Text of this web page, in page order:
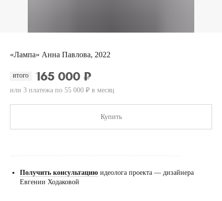
«Лампа» Анна Павлова, 2022
ИТОГО 165 000 ₽
или 3 платежа по 55 000 ₽ в месяц
Купить
......................................................................................
Получить консультацию идеолога проекта — дизайнера
Евгении Ходаковой